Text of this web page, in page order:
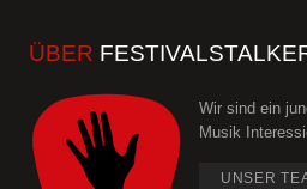
ÜBER
Wir sind ein
Musik
UNSER